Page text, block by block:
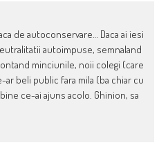
de autoconservare… Daca ai iesi
autoimpuse, semnaland
minciunile, noii colegi (care
beli public fara mila (ba chiar cu
ce-ai ajuns acolo. Ghinion, sa